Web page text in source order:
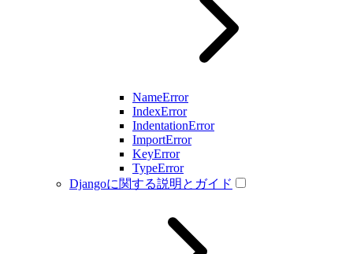
NameError
IndexError
IndentationError
ImportError
KeyError
TypeError
Djangoに関する説明とガイド